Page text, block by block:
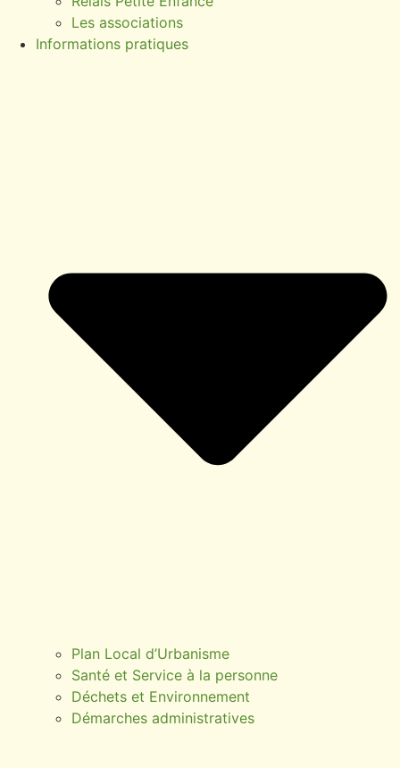
Les associations
Informations pratiques
Plan Local d’Urbanisme
Santé et Service à la personne
Déchets et Environnement
Démarches administratives